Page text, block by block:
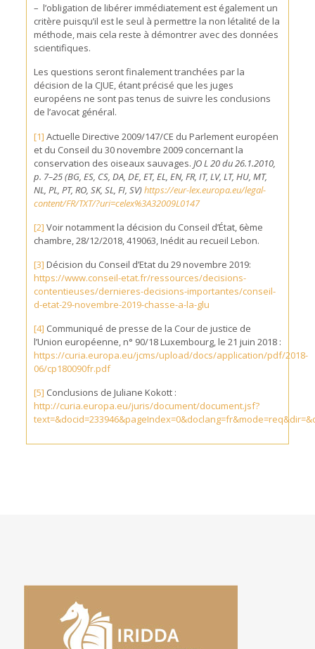
– l’obligation de libérer immédiatement est également un
critère puisqu’il est le seul à permettre la non létalité de la
méthode, mais cela reste à démontrer avec des données
scientifiques.
Les questions seront finalement tranchées par la
décision de la CJUE, étant précisé que les juges
européens ne sont pas tenus de suivre les conclusions
de l’avocat général.
[1] Actuelle Directive 2009/147/CE du Parlement européen
et du Conseil du 30 novembre 2009 concernant la
conservation des oiseaux sauvages. JO L 20 du 26.1.2010,
p. 7–25 (BG, ES, CS, DA, DE, ET, EL, EN, FR, IT, LV, LT, HU, MT,
NL, PL, PT, RO, SK, SL, FI, SV)https://eur-lex.europa.eu/legal-
content/FR/TXT/?uri=celex%3A32009L0147
[2] Voir notamment la décision du Conseil d’État, 6ème
chambre, 28/12/2018, 419063, Inédit au recueil Lebon.
[3] Décision du Conseil d’Etat du 29 novembre 2019:
https://www.conseil-etat.fr/ressources/decisions-
contentieuses/dernieres-decisions-importantes/conseil-
d-etat-29-novembre-2019-chasse-a-la-glu
[4] Communiqué de presse de la Cour de justice de
l’Union européenne, n° 90/18 Luxembourg, le 21 juin 2018 :
https://curia.europa.eu/jcms/upload/docs/application/pdf/2018-
06/cp180090fr.pdf
[5] Conclusions de Juliane Kokott :
http://curia.europa.eu/juris/document/document.jsf?